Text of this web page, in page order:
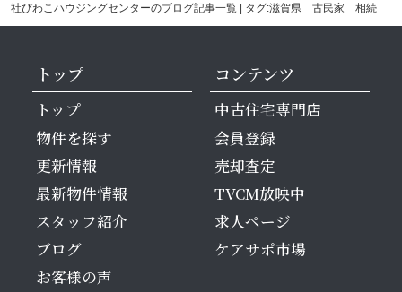
社びわこハウジングセンターのブログ記事一覧 | タグ:滋賀県 古民家 相続
トップ
トップ
物件を探す
更新情報
最新物件情報
スタッフ紹介
ブログ
お客様の声
コンテンツ
中古住宅専門店
会員登録
売却査定
TVCM放映中
求人ページ
ケアサポ市場